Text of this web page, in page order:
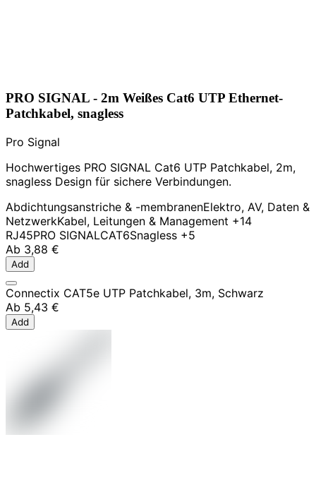
PRO SIGNAL - 2m Weißes Cat6 UTP Ethernet-
Patchkabel, snagless
Pro Signal
Hochwertiges PRO SIGNAL Cat6 UTP Patchkabel, 2m,
snagless Design für sichere Verbindungen.
Abdichtungsanstriche & -membranenElektro, AV, Daten &
NetzwerkKabel, Leitungen & Management +14
RJ45PRO SIGNALCAT6Snagless +5
Ab 3,88 €
Add
Connectix CAT5e UTP Patchkabel, 3m, Schwarz
Ab 5,43 €
Add